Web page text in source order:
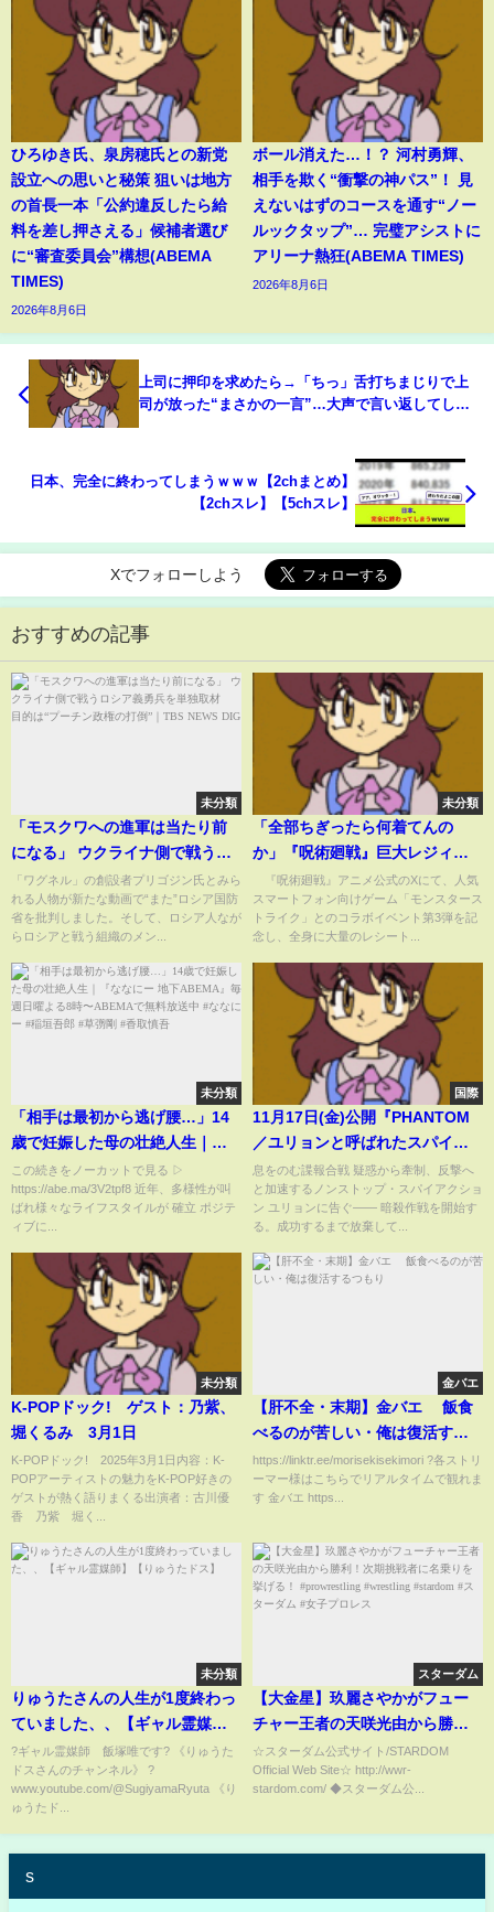
ひろゆき氏、泉房穂氏との新党
設立への思いと秘策 狙いは地方
の首長一本「公約違反したら給
料を差し押さえる」候補者選び
に“審査委員会”構想(ABEMA
TIMES)
2026年8月6日
ボール消えた…！？ 河村勇輝、
相手を欺く“衝撃の神パス”！ 見
えないはずのコースを通す“ノー
ルックタップ”… 完璧アシストに
アリーナ熱狂(ABEMA TIMES)
2026年8月6日
上司に押印を求めたら→「ちっ」舌打ちまじりで上
司が放った“まさかの一言”…大声で言い返してしま
日本、完全に終わってしまうｗｗｗ【2chまとめ】
【2chスレ】【5chスレ】
Xでフォローしよう
おすすめの記事
未分類
「モスクワへの進軍は当たり前
になる」 ウクライナ側で戦うロ
シア義勇兵を単独取材 目的
は“プーチン政権の打倒”｜
TBS NEWS DIG
「ワグネル」の創設者プリゴジン氏とみら
れる人物が新たな動画で“また”ロシア国防
省を批判しました。そして、ロシア人なが
らロシアと戦う組織のメン...
未分類
「全部ちぎったら何着てんの
か」『呪術廻戦』巨大レジィ像
からレシートをひっぱる斬新す
ぎるイベントが話題(ABEMA
TIMES)
『呪術廻戦』アニメ公式のXにて、人気
スマートフォン向けゲーム「モンスタース
トライク」とのコラボイベント第3弾を記
念し、全身に大量のレシート...
未分類
「相手は最初から逃げ腰…」14
歳で妊娠した母の壮絶人生｜
『ななにー 地下ABEMA』毎週日
曜よる8時〜ABEMAで無料放送
中 #ななにー #稲垣吾郎 #草彅剛
この続きをノーカットで見る ▷
https://abe.ma/3V2tpf8 近年、多様性が叫
ばれ様々なライフスタイルが 確立 ポジテ
ィブに...
国際
11月17日(金)公開『PHANTOM
／ユリョンと呼ばれたスパイ』
｜予告
息をのむ諜報合戦 疑惑から牽制、反撃へ
と加速するノンストップ・スパイアクショ
ン ユリョンに告ぐ―― 暗殺作戦を開始す
る。成功するまで放棄して...
未分類
K-POPドック! ゲスト：乃紫、
堀くるみ 3月1日
K-POPドック! 2025年3月1日内容：K-
POPアーティストの魅力をK-POP好きの
ゲストが熱く語りまくる出演者：古川優
香 乃紫 堀く...
金バエ
【肝不全・末期】金バエ 飯食
べるのが苦しい・俺は復活する
つもり
https://linktr.ee/morisekisekimori ?各ストリ
ーマー様はこちらでリアルタイムで観れま
す 金バエ https...
未分類
りゅうたさんの人生が1度終わっ
ていました、、【ギャル霊媒
師】【りゅうたドス】
?ギャル霊媒師 飯塚唯です? 《りゅうた
ドスさんのチャンネル》 ?
www.youtube.com/@SugiyamaRyuta 《り
ゅうたド...
スターダム
【大金星】玖麗さやかがフュー
チャー王者の天咲光由から勝
利！次期挑戦者に名乗りを挙げ
る！ #prowrestling #wrestling
#stardom #スターダム #女子プ
☆スターダム公式サイト/STARDOM
Official Web Site☆ http://wwr-
stardom.com/ ◆スターダム公...
s